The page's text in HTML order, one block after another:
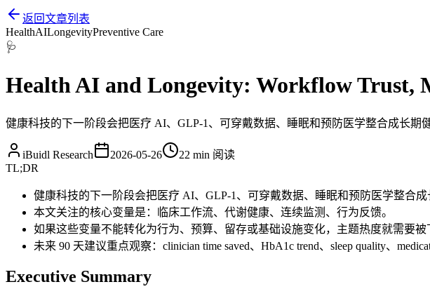
返回文章列表
HealthAILongevityPreventive Care
🩺
Health AI and Longevity: Workflow Trust,
健康科技的下一阶段会把医疗 AI、GLP-1、可穿戴数据、睡眠和预防医学整合成长期
iBuidl Research 2026-05-26 22 min 阅读
TL;DR
健康科技的下一阶段会把医疗 AI、GLP-1、可穿戴数据、睡眠和预防医学整合成
本文关注的核心变量是：临床工作流、代谢健康、连续监测、行为反馈。
如果这些变量不能转化为行为、预算、留存或基础设施变化，主题热度就需要被
未来 90 天建议重点观察：clinician time saved、HbA1c trend、sleep quality、
Executive Summary